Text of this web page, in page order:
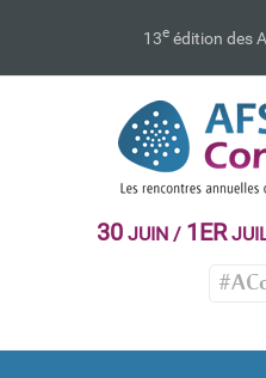
13e édition des
30JUIN / 1ER